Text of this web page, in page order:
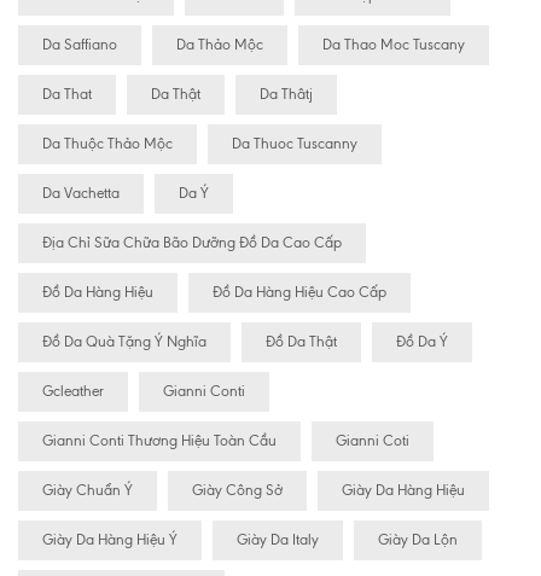
Da Saffiano Da Thảo Mộc Da Thao Moc Tuscany
Da That Da Thật Da Thâtj
Da Thuộc Thảo Mộc Da Thuoc Tuscanny
Da Vachetta Da Ý
Địa Chỉ Sữa Chữa Bão Dưỡng Đồ Da Cao Cấp
Đồ Da Hàng Hiệu Đồ Da Hàng Hiệu Cao Cấp
Đồ Da Quà Tặng Ý Nghĩa Đồ Da Thật Đồ Da Ý
Gcleather Gianni Conti
Gianni Conti Thương Hiệu Toàn Cầu Gianni Coti
Giày Chuẩn Ý Giày Công Sở Giày Da Hàng Hiệu
Giày Da Hàng Hiệu Ý Giày Da Italy Giày Da Lộn